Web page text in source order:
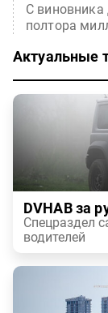
С
полтора
Актуальные
DVHAB за
Спецраздел
водителей